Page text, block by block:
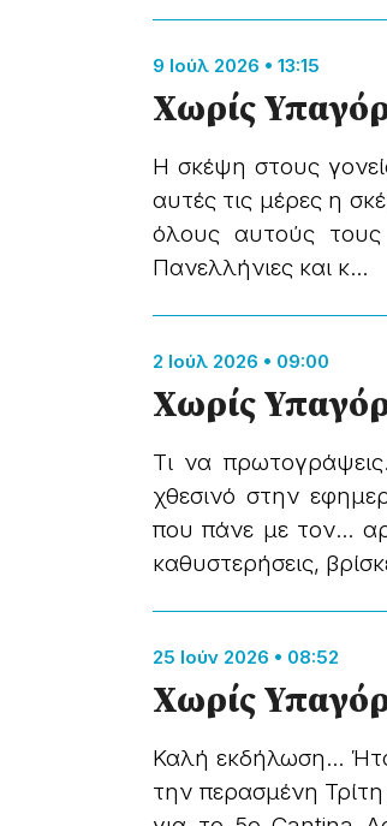
9 Ιούλ 2026 • 13:15
Χωρίς
Η σκέψη στους
αυτές τις μέρες η
όλους αυτούς
Πανελλήνιες και κ...
2 Ιούλ 2026 • 09:00
Χωρίς
Τι να
χθεσινό στην
που πάνε με τον…
καθυστερήσεις,
25 Ιούν 2026 • 08:52
Χωρίς
Καλή εκδήλωση…
την περασμένη